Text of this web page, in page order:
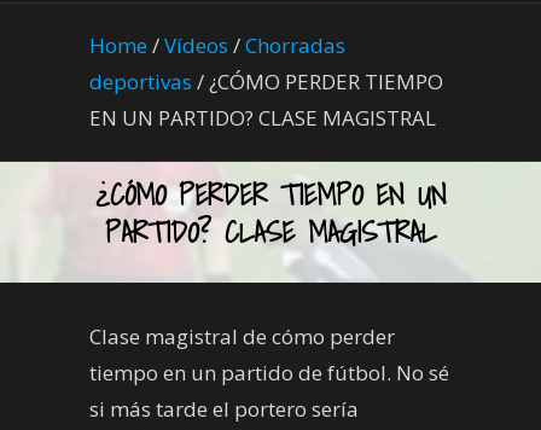
Home/Vídeos /Chorradas
deportivas /¿CÓMO PERDER TIEMPO
EN UN PARTIDO? CLASE MAGISTRAL
¿CÓMO PERDER TIEMPO EN UN
PARTIDO? CLASE MAGISTRAL
Clase magistral de cómo perder
tiempo en un partido de fútbol. No sé
si más tarde el portero sería